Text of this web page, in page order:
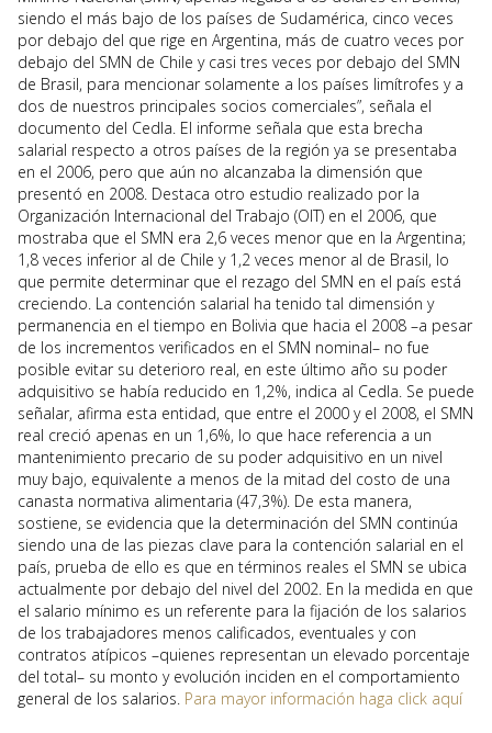
siendo el más bajo de los países de Sudamérica, cinco veces
por debajo del que rige en Argentina, más de cuatro veces por
debajo del SMN de Chile y casi tres veces por debajo del SMN
de Brasil, para mencionar solamente a los países limítrofes y a
dos de nuestros principales socios comerciales”, señala el
documento del Cedla. El informe señala que esta brecha
salarial respecto a otros países de la región ya se presentaba
en el 2006, pero que aún no alcanzaba la dimensión que
presentó en 2008. Destaca otro estudio realizado por la
Organización Internacional del Trabajo (OIT) en el 2006, que
mostraba que el SMN era 2,6 veces menor que en la Argentina;
1,8 veces inferior al de Chile y 1,2 veces menor al de Brasil, lo
que permite determinar que el rezago del SMN en el país está
creciendo. La contención salarial ha tenido tal dimensión y
permanencia en el tiempo en Bolivia que hacia el 2008 –a pesar
de los incrementos verificados en el SMN nominal– no fue
posible evitar su deterioro real, en este último año su poder
adquisitivo se había reducido en 1,2%, indica al Cedla. Se puede
señalar, afirma esta entidad, que entre el 2000 y el 2008, el SMN
real creció apenas en un 1,6%, lo que hace referencia a un
mantenimiento precario de su poder adquisitivo en un nivel
muy bajo, equivalente a menos de la mitad del costo de una
canasta normativa alimentaria (47,3%). De esta manera,
sostiene, se evidencia que la determinación del SMN continúa
siendo una de las piezas clave para la contención salarial en el
país, prueba de ello es que en términos reales el SMN se ubica
actualmente por debajo del nivel del 2002. En la medida en que
el salario mínimo es un referente para la fijación de los salarios
de los trabajadores menos calificados, eventuales y con
contratos atípicos –quienes representan un elevado porcentaje
del total– su monto y evolución inciden en el comportamiento
general de los salarios. Para mayor información haga click aquí